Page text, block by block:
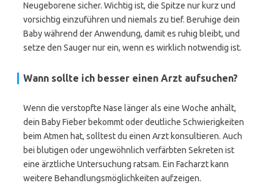
Neugeborene sicher. Wichtig ist, die Spitze nur kurz und
vorsichtig einzuführen und niemals zu tief. Beruhige dein
Baby während der Anwendung, damit es ruhig bleibt, und
setze den Sauger nur ein, wenn es wirklich notwendig ist.
Wann sollte ich besser einen Arzt aufsuchen?
Wenn die verstopfte Nase länger als eine Woche anhält,
dein Baby Fieber bekommt oder deutliche Schwierigkeiten
beim Atmen hat, solltest du einen Arzt konsultieren. Auch
bei blutigen oder ungewöhnlich verfärbten Sekreten ist
eine ärztliche Untersuchung ratsam. Ein Facharzt kann
weitere Behandlungsmöglichkeiten aufzeigen.